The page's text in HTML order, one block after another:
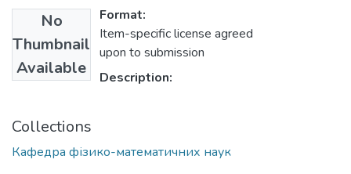
No
Thumbnail
Available
Format:
Item-specific license agreed
upon to submission
Description:
Collections
Кафедра фізико-математичних наук